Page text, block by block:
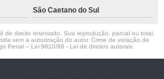
São Caetano do Sul
de direito reservado. Sua reprodução, parcial ou total,
sem a autorização do autor. Crime de violação de
Penal – Lei 9610/98 - Lei de direitos autorais